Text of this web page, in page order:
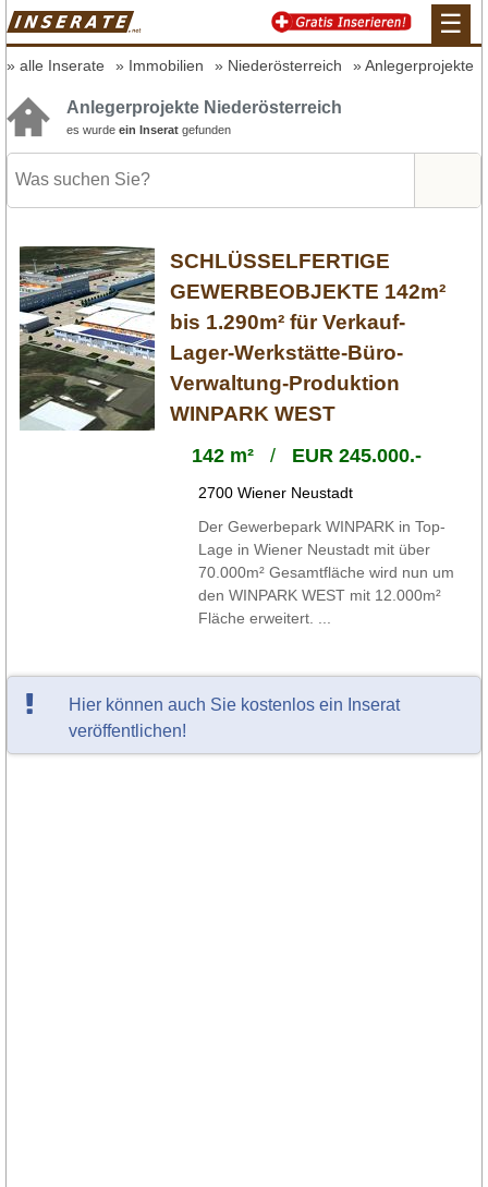
☰
alle Inserate Immobilien Niederösterreich Anlegerprojekte
Anlegerprojekte Niederösterreich
es wurde ein Inserat gefunden
SCHLÜSSELFERTIGE
GEWERBEOBJEKTE 142m²
bis 1.290m² für Verkauf-
Lager-Werkstätte-Büro-
Verwaltung-Produktion
WINPARK WEST
142 m²/ EUR 245.000.-
2700 Wiener Neustadt
Der Gewerbepark WINPARK in Top-
Lage in Wiener Neustadt mit über
70.000m² Gesamtfläche wird nun um
den WINPARK WEST mit 12.000m²
Fläche erweitert. ...
Hier können auch Sie kostenlos ein Inserat
veröffentlichen!